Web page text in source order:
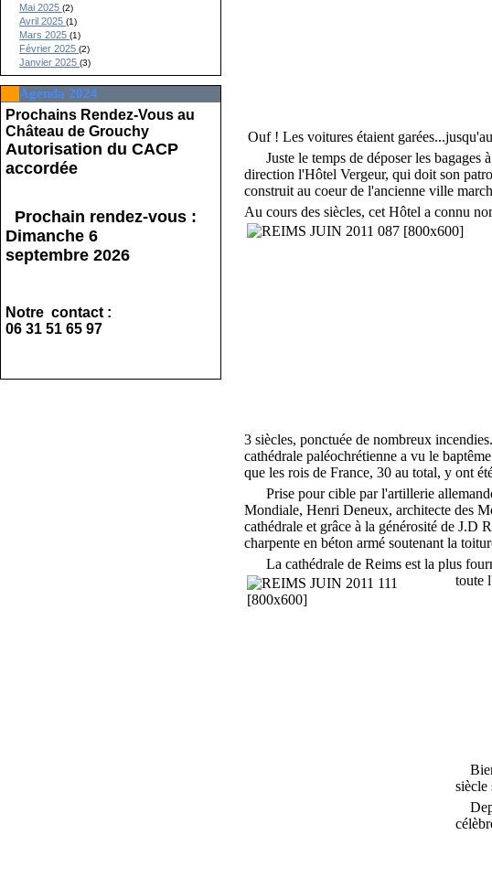
Mai 2025(2)
Avril 2025(1)
Mars 2025(1)
Février 2025(2)
Janvier 2025(3)
Agenda 2024
Prochains Rendez-Vous au
Château de Grouchy
Autorisation du CACP
accordée
Prochain rendez-vous :
Dimanche 6
septembre 2026
Notre contact :
06 31 51 65 97
Ouf ! Les voitures étaient
Juste le temps de déposer les bagages
direction l'Hôtel Vergeur, qui doit son
construit au coeur de l'ancienne ville
Au cours des siècles, cet Hôtel a connu
3 siècles, ponctuée de nombreux
cathédrale paléochrétienne a vu le
que les rois de France, 30 au total, y ont
Prise pour cible par l'artillerie
Mondiale, Henri Deneux, architecte des
cathédrale et grâce à la générosité de J.D
charpente en béton armé soutenant la
La cathédrale de Reims est la plus
toute
siècle